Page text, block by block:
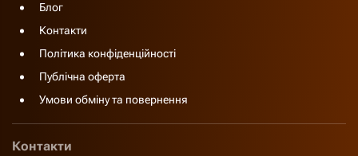
Блог
Контакти
Політика конфіденційності
Публічна оферта
Умови обміну та повернення
Контакти